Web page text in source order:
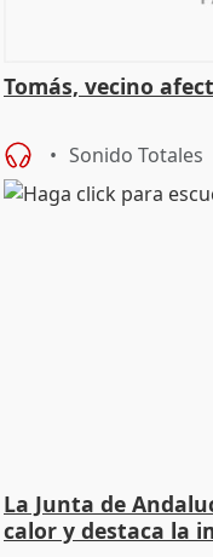
Tomás, vecino
Sonido Totales
La Junta de
calor y destaca la